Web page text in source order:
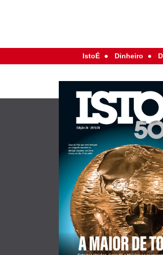
IstoÉ Dinheiro